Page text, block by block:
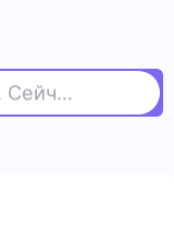
Найдите курс или автора. Сейчас ищут